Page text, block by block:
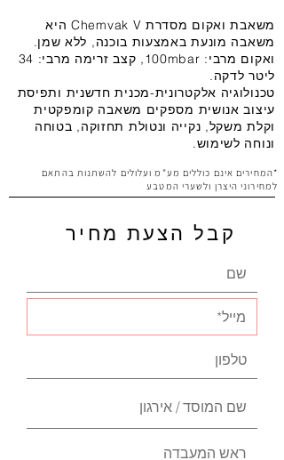
משאבת ואקום מסדרת Chemvak V היא
משאבה מונעת באמצעות בוכנה, ללא שמן.
ואקום מרבי: 100mbar, קצב זרימה מרבי: 34
ליטר לדקה.
טכנולוגיה אלקטרונית-מכנית חדשנית ותפיסת
עיצוב אנושית מספקים משאבה קומפקטית
וקלת משקל, נקייה ונטולת תחזוקה, בטוחה
ונוחה לשימוש.
*המחירים אינם כוללים מע"מ ועלולים להשתנות בהתאם
למחירוני היצרן ולשערי המטבע
קבל הצעת מחיר